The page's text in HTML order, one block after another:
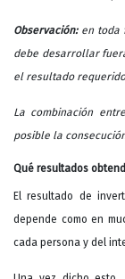
Observación: en toda
debe desarrollar
el resultado
La combinación
posible la
Qué resultados
El resultado de
depende como en
cada persona y del